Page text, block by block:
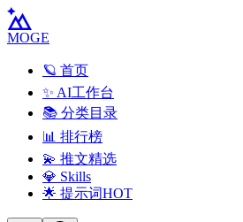
MOGE
🪐 首页
✨ AI工作台
📚 分类目录
📊 排行榜
💫 推文精选
💎 Skills
🌟 提示词HOT